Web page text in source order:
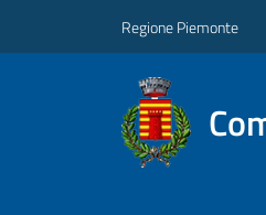
Regione Piemonte